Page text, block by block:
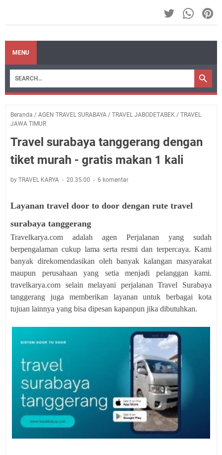
MENU
Beranda / AGEN TRAVEL SURABAYA / TRAVEL JABODETABEK / TRAVEL
JAWA TIMUR
Travel surabaya tanggerang dengan
tiket murah - gratis makan 1 kali
by TRAVEL KARYA 20.35.00 6 komentar
Layanan travel door to door dengan rute travel
surabaya tanggerang
Travelkarya.com adalah agen Perjalanan yang sudah
berpengalaman cukup lama serta resmi dan terpercaya. Kami
banyak direkomendasikan oleh banyak kalangan masyarakat
maupun perusahaan yang setia menjadi pelanggan kami.
travelkarya.com selain melayani perjalanan Travel Surabaya
tanggerang juga memberikan layanan untuk berbagai kota
tujuan lainnya yang bisa dipesan kapanpun jika dibutuhkan.